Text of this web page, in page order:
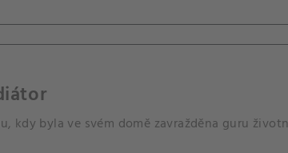
kdy byla ve svém domě zavražděna guru